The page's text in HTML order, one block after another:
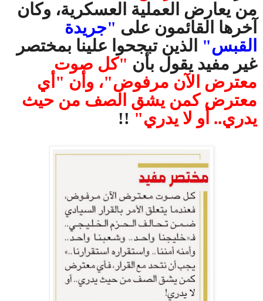
من يعارض العملية العسكرية، وكان
آخرها القائمون على "جريدة
القبس" الذين تبجحوا علينا بمختصر
غير مفيد يقول بأن "كل صوت
معترض الآن مرفوض"، وأن "أي
معترض كمن يشق الصف من حيث
يدري.. أو لا يدري" !!